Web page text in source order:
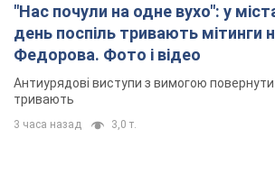
"Нас почули на одне вухо": у
день поспіль тривають мітинги
Федорова. Фото і відео
Антиурядові виступи з вимогою
тривають
3 часа назад 3,0 т.